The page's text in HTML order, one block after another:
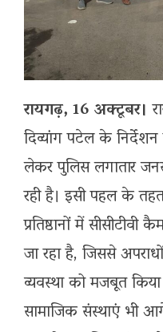
रायगढ़, 16 अक्टूबर।
दिव्यांग पटेल के
लेकर पुलिस लगातार
रही है। इसी पहल के
प्रतिष्ठानों में
जा रहा है, जिससे
व्यवस्था को मजबूत
सामाजिक संस्थाएं भी